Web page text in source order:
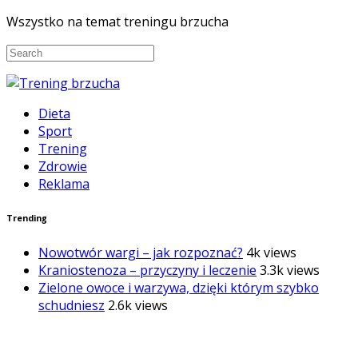
Wszystko na temat treningu brzucha
Dieta
Sport
Trening
Zdrowie
Reklama
Trending
Nowotwór wargi – jak rozpoznać? 4k views
Kraniostenoza – przyczyny i leczenie 3.3k views
Zielone owoce i warzywa, dzięki którym szybko
schudniesz 2.6k views